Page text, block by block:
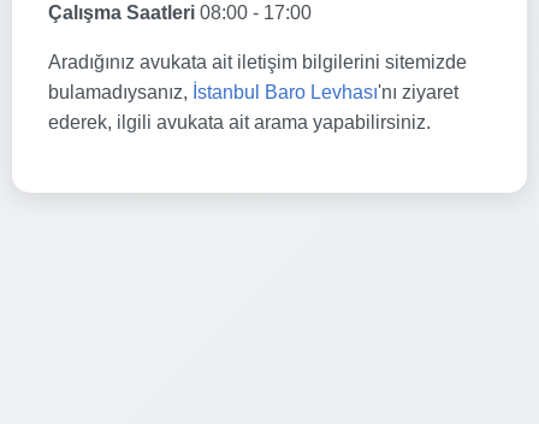
Çalışma Saatleri 08:00 - 17:00
Aradığınız avukata ait iletişim bilgilerini sitemizde
bulamadıysanız, İstanbul Baro Levhası'nı ziyaret
ederek, ilgili avukata ait arama yapabilirsiniz.